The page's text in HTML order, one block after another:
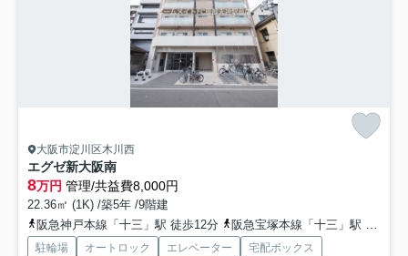
大阪市淀川区木川西
エグゼ新大阪南
8万円 管理/共益費8,000円
22.36㎡ (1K) /築5年 /9階建
阪急神戸本線「十三」駅 徒歩12分
阪急宝塚本線「十三」駅 徒歩12分
駐輪場 オートロック エレベーター
宅配ボックス